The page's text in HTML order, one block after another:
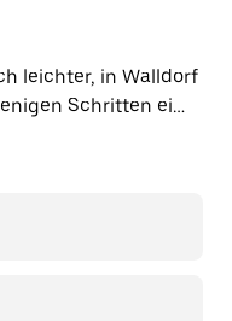
leichter, in Walldorf
Schritten ein
direkt in der